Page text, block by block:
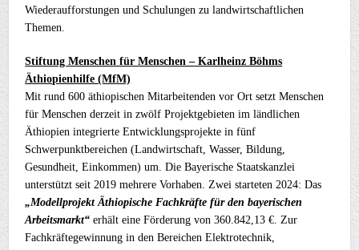
Wiederaufforstungen und Schulungen zu landwirtschaftlichen
Themen.
Stiftung Menschen für Menschen – Karlheinz Böhms
Äthiopienhilfe (MfM)
Mit rund 600 äthiopischen Mitarbeitenden vor Ort setzt Menschen
für Menschen derzeit in zwölf Projektgebieten im ländlichen
Äthiopien integrierte Entwicklungsprojekte in fünf
Schwerpunktbereichen (Landwirtschaft, Wasser, Bildung,
Gesundheit, Einkommen) um. Die Bayerische Staatskanzlei
unterstützt seit 2019 mehrere Vorhaben. Zwei starteten 2024: Das
„Modellprojekt Äthiopische Fachkräfte für den bayerischen
Arbeitsmarkt“ erhält eine Förderung von 360.842,13 €. Zur
Fachkräftegewinnung in den Bereichen Elektrotechnik,